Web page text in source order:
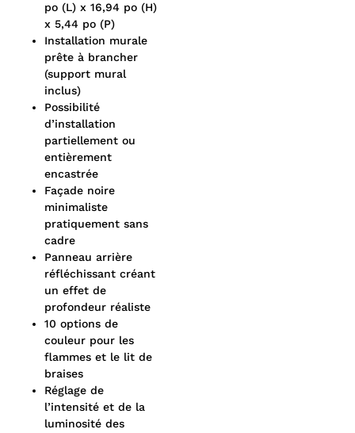
po (L) x 16,94 po (H)
x 5,44 po (P)
Installation murale
prête à brancher
(support mural
inclus)
Possibilité
d’installation
partiellement ou
entièrement
encastrée
Façade noire
minimaliste
pratiquement sans
cadre
Panneau arrière
réfléchissant créant
un effet de
profondeur réaliste
10 options de
couleur pour les
flammes et le lit de
braises
Réglage de
l’intensité et de la
luminosité des